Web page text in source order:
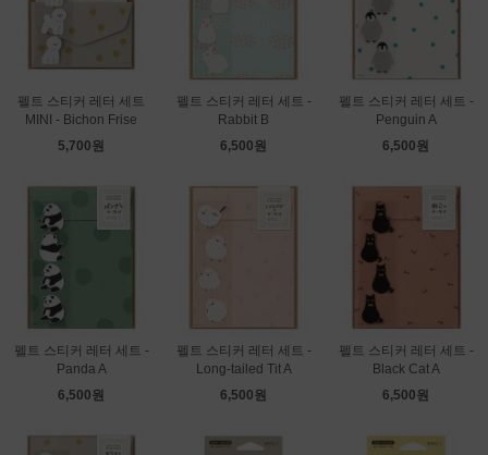
펠트 스티커 레터 세트
MINI - Bichon Frise
5,700원
펠트 스티커 레터 세트 -
Rabbit B
6,500원
펠트 스티커 레터 세트 -
Penguin A
6,500원
펠트 스티커 레터 세트 -
Panda A
6,500원
펠트 스티커 레터 세트 -
Long-tailed Tit A
6,500원
펠트 스티커 레터 세트 -
Black Cat A
6,500원